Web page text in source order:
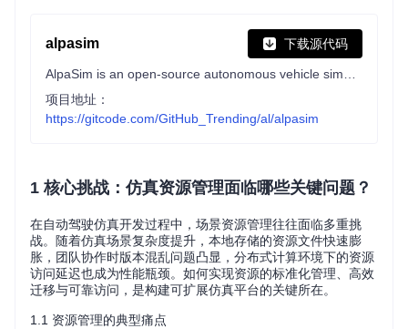
alpasim 下载源代码
项目地址：
https://gitcode.com/GitHub_Trending/al/alpasim
1 核心挑战：仿真资源管理面临哪些关键问题？
在自动驾驶仿真开发过程中，场景资源管理往往面临多重挑
战。随着仿真场景复杂度提升，本地存储的资源文件快速膨
胀，团队协作时版本混乱问题凸显，分布式计算环境下的资源
访问延迟也成为性能瓶颈。如何实现资源的标准化管理、高效
迁移与可靠访问，是构建可扩展仿真平台的关键所在。
1.1 资源管理的典型痛点